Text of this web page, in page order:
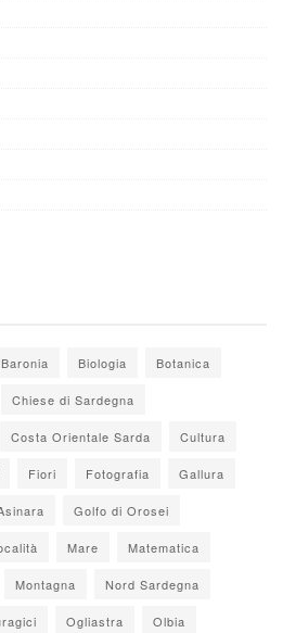
Baronia Biologia Botanica
Chiese di Sardegna
Costa Orientale Sarda Cultura
Fiori Fotografia Gallura
Golfo di Orosei
Mare Matematica
Montagna Nord Sardegna
Ogliastra Olbia